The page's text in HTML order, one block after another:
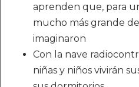
aprenden que, para
mucho más grande
imaginaron
Con la nave
niñas y niños vivirán